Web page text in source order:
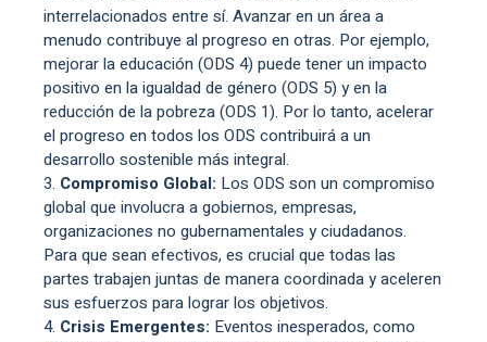
interrelacionados entre sí. Avanzar en un área a
menudo contribuye al progreso en otras. Por ejemplo,
mejorar la educación (ODS 4) puede tener un impacto
positivo en la igualdad de género (ODS 5) y en la
reducción de la pobreza (ODS 1). Por lo tanto, acelerar
el progreso en todos los ODS contribuirá a un
desarrollo sostenible más integral.
Compromiso Global: Los ODS son un compromiso
global que involucra a gobiernos, empresas,
organizaciones no gubernamentales y ciudadanos.
Para que sean efectivos, es crucial que todas las
partes trabajen juntas de manera coordinada y aceleren
sus esfuerzos para lograr los objetivos.
Crisis Emergentes: Eventos inesperados, como